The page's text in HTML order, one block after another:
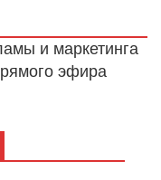
и маркетинга
эфира